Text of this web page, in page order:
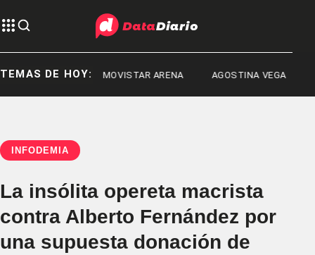
TEMAS DE HOY:
RUD MOVISTAR ARENA AGOSTINA VEGA
INFODEMIA
La insólita opereta macrista
contra Alberto Fernández por
una supuesta donación de